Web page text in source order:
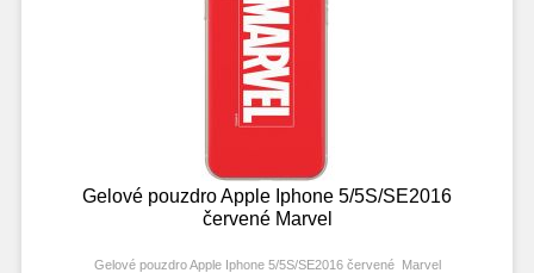
Gelové pouzdro Apple Iphone 5/5S/SE2016
červené Marvel
Gelové pouzdro Apple Iphone 5/5S/SE2016 červené Marvel